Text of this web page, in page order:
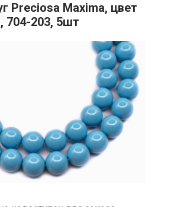
Preciosa Maxima, цвет
704-203, 5шт